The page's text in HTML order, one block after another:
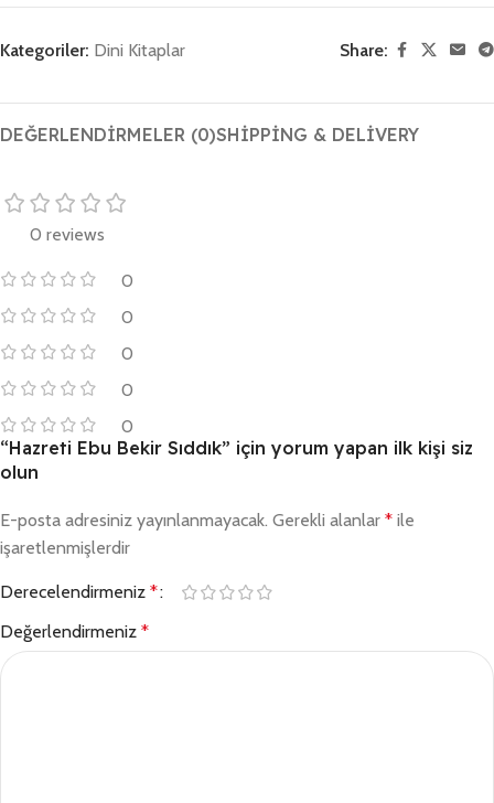
Kategoriler: Dini Kitaplar Share:
DEĞERLENDIRMELER (0)SHIPPING & DELIVERY
0 reviews
0
0
0
0
0
“Hazreti Ebu Bekir Sıddık” için yorum yapan ilk kişi siz
olun
E-posta adresiniz yayınlanmayacak. Gerekli alanlar * ile
işaretlenmişlerdir
Derecelendirmeniz *
Değerlendirmeniz *